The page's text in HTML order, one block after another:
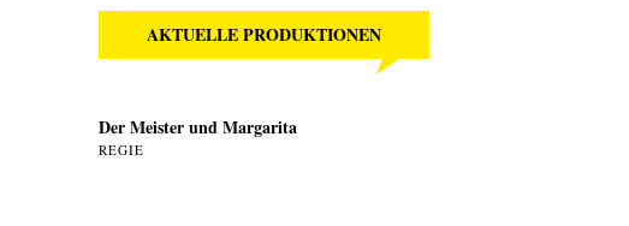
AKTUELLE PRODUKTIONEN
Der Meister und Margarita
REGIE